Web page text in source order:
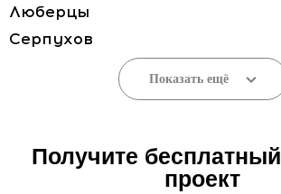
Люберцы
Серпухов
Показать ещё
Получите
проект